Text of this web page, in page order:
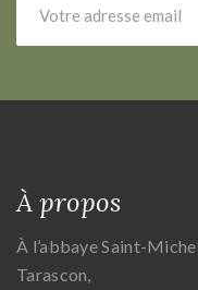
À propos
À l’abbaye Saint-
Tarascon,